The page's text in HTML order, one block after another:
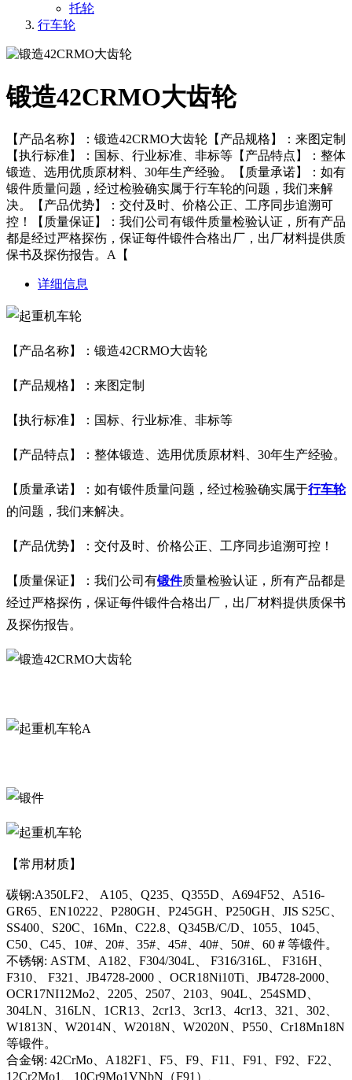
托轮
行车轮
锻造42CRMO大齿轮
【产品名称】：锻造42CRMO大齿轮【产品规格】：来图定制
【执行标准】：国标、行业标准、非标等【产品特点】：整体
锻造、选用优质原材料、30年生产经验。【质量承诺】：如有
锻件质量问题，经过检验确实属于行车轮的问题，我们来解
决。【产品优势】：交付及时、价格公正、工序同步追溯可
控！【质量保证】：我们公司有锻件质量检验认证，所有产品
都是经过严格探伤，保证每件锻件合格出厂，出厂材料提供质
保书及探伤报告。A【
详细信息
【产品名称】：锻造42CRMO大齿轮
【产品规格】：来图定制
【执行标准】：国标、行业标准、非标等
【产品特点】：整体锻造、选用优质原材料、30年生产经验。
【质量承诺】：如有锻件质量问题，经过检验确实属于行车轮
的问题，我们来解决。
【产品优势】：交付及时、价格公正、工序同步追溯可控！
【质量保证】：我们公司有锻件质量检验认证，所有产品都是
经过严格探伤，保证每件锻件合格出厂，出厂材料提供质保书
及探伤报告。
A
【常用材质】
碳钢:A350LF2、 A105、Q235、Q355D、A694F52、A516-
GR65、EN10222、P280GH、P245GH、P250GH、JIS S25C、
SS400、S20C、16Mn、C22.8、Q345B/C/D、1055、1045、
C50、C45、10#、20#、35#、45#、40#、50#、60＃等锻件。
不锈钢: ASTM、A182、F304/304L、 F316/316L、 F316H、
F310、 F321、JB4728-2000 、OCR18Ni10Ti、JB4728-2000、
OCR17NI12Mo2、2205、2507、2103、904L、254SMD、
304LN、316LN、1CR13、2cr13、3cr13、4cr13、321、302、
W1813N、W2014N、W2018N、W2020N、P550、Cr18Mn18N
等锻件。
合金钢: 42CrMo、A182F1、F5、F9、F11、F91、F92、F22、
12Cr2Mo1、10Cr9Mo1VNbN（F91）、